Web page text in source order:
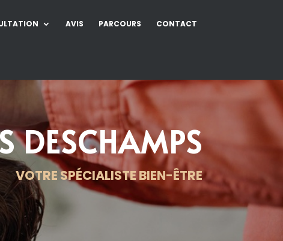
AVIS PARCOURS CONTACT
DESCHAMPS
VOTRE SPÉCIALISTE BIEN-ÊTRE